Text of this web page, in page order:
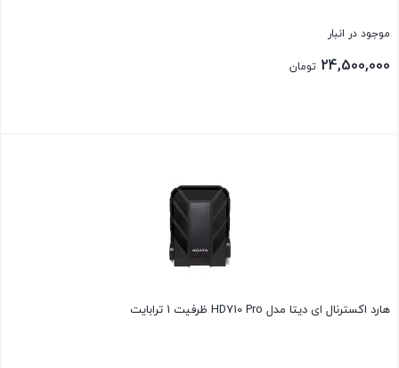
موجود در انبار
24,500,000 تومان
هارد اکسترنال ای دیتا مدل HD710 Pro ظرفیت 1 ترابایت